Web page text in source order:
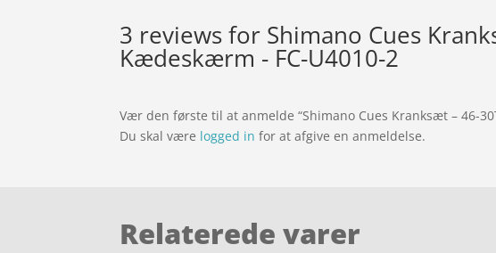
3 reviews for Shimano Cues
Kædeskærm - FC-U4010-2
Vær den første til at anmelde “Shimano Cues Kranksæt – 46-
Du skal være logged in for at afgive en anmeldelse.
Relaterede varer